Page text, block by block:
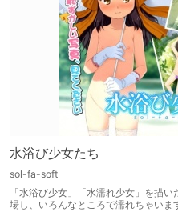
水浴び少女たち
sol-fa-soft
「水浴び少女」「水濡れ少女」を描
場し、いろんなところで濡れちゃいま